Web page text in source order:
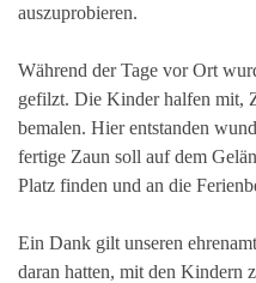
auszuprobieren.
Während der Tage vor Ort
gefilzt. Die Kinder halfen mit,
bemalen. Hier entstanden
fertige Zaun soll auf dem
Platz finden und an die
Ein Dank gilt unseren
daran hatten, mit den Kindern